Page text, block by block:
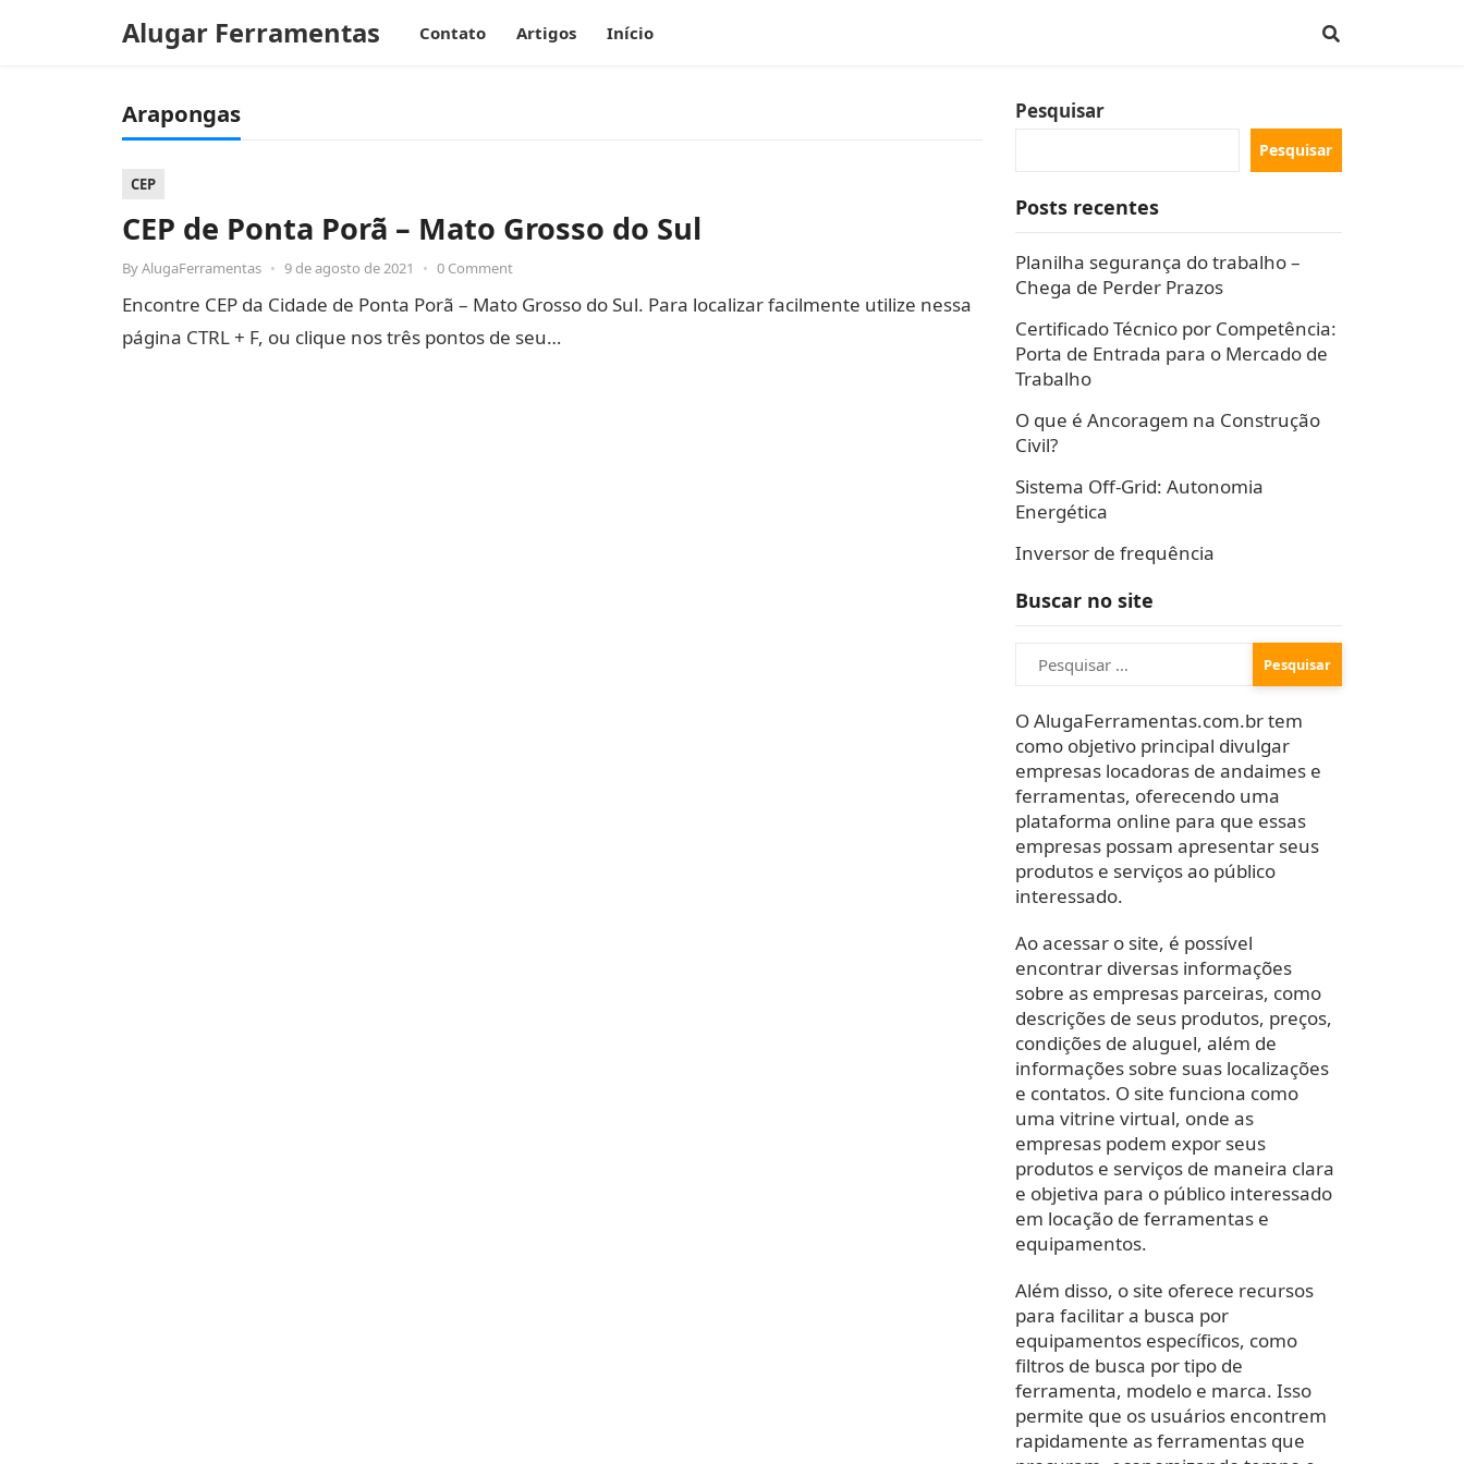
Alugar Ferramentas Contato Artigos Início
Arapongas
CEP
CEP de Ponta Porã – Mato Grosso do Sul
ByAlugaFerramentas • 9 de agosto de 2021 • 0 Comment
Encontre CEP da Cidade de Ponta Porã – Mato Grosso do Sul. Para localizar facilmente utilize nessa
página CTRL + F, ou clique nos três pontos de seu…
Pesquisar
Pesquisar
Posts recentes
Planilha segurança do trabalho –
Chega de Perder Prazos
Certificado Técnico por Competência:
Porta de Entrada para o Mercado de
Trabalho
O que é Ancoragem na Construção
Civil?
Sistema Off-Grid: Autonomia
Energética
Inversor de frequência
Buscar no site
Pesquisar
por:
O AlugaFerramentas.com.br tem
como objetivo principal divulgar
empresas locadoras de andaimes e
ferramentas, oferecendo uma
plataforma online para que essas
empresas possam apresentar seus
produtos e serviços ao público
interessado.
Ao acessar o site, é possível
encontrar diversas informações
sobre as empresas parceiras, como
descrições de seus produtos, preços,
condições de aluguel, além de
informações sobre suas localizações
e contatos. O site funciona como
uma vitrine virtual, onde as
empresas podem expor seus
produtos e serviços de maneira clara
e objetiva para o público interessado
em locação de ferramentas e
equipamentos.
Além disso, o site oferece recursos
para facilitar a busca por
equipamentos específicos, como
filtros de busca por tipo de
ferramenta, modelo e marca. Isso
permite que os usuários encontrem
rapidamente as ferramentas que